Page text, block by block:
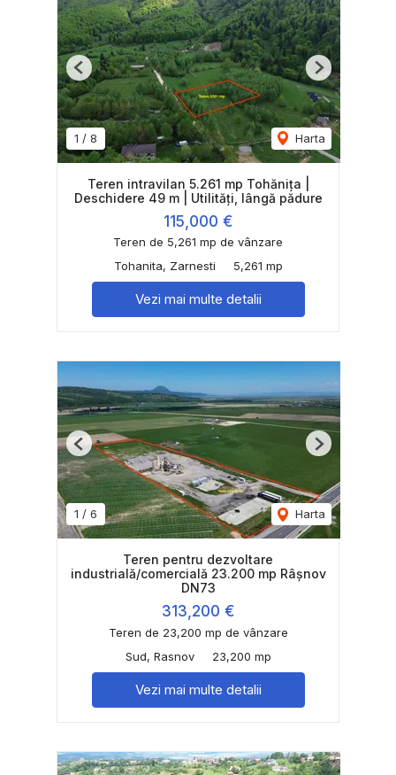
1 / 8 Harta
Previous Next
Teren intravilan 5.261 mp Tohănița |
Deschidere 49 m | Utilități, lângă pădure
115,000 €
Teren de 5,261 mp de vânzare
Tohanita, Zarnesti
5,261 mp
Vezi mai multe detalii
1 / 6 Harta
Previous Next
Teren pentru dezvoltare
industrială/comercială 23.200 mp Râșnov
DN73
313,200 €
Teren de 23,200 mp de vânzare
Sud, Rasnov
23,200 mp
Vezi mai multe detalii